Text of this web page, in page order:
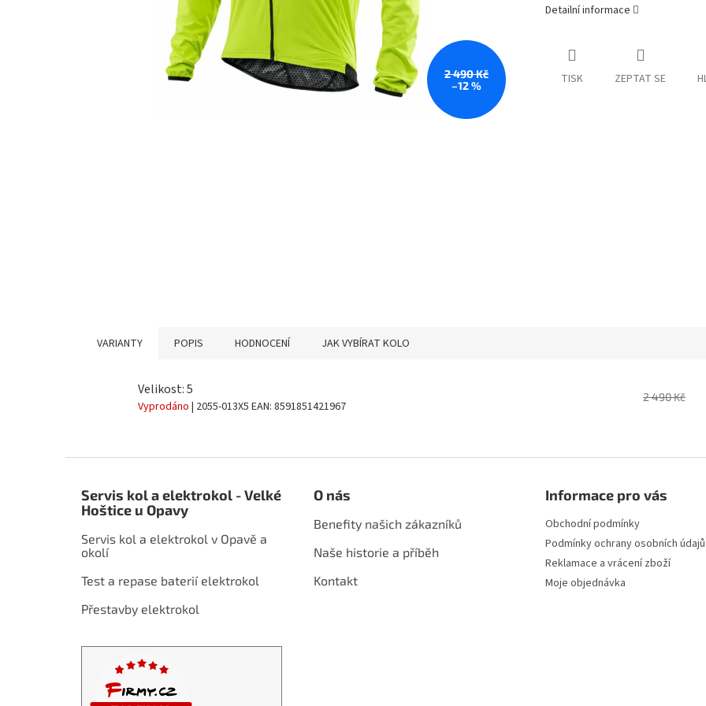
2 490 Kč
–12 %
Detailní informace
TISK ZEPTAT SE
VARIANTY POPIS HODNOCENÍ JAK VYBÍRAT KOLO
Velikost: 5
Vyprodáno | 2055-013X5 EAN: 8591851421967
2 490 Kč
Servis kol a elektrokol - Velké
Hoštice u Opavy
Servis kol a elektrokol v Opavě a
okolí
Test a repase baterií elektrokol
Přestavby elektrokol
O nás
Benefity našich zákazníků
Naše historie a příběh
Kontakt
Informace pro vás
Obchodní podmínky
Podmínky ochrany osobních údajů
Reklamace a vrácení zboží
Moje objednávka